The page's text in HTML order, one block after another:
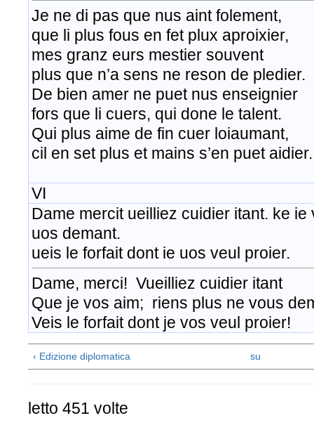
Je ne di pas que nus aint folement,
que li plus fous en fet plux aproixier,
mes granz eurs mestier souvent
plus que n’a sens ne reson de pledier.
De bien amer ne puet nus enseignier
fors que li cuers, qui done le talent.
Qui plus aime de fin cuer loiaumant,
cil en set plus et mains s’en puet aidier.
VI
Dame mercit ueilliez cuidier itant. ke
uos demant.
ueis le forfait dont ie uos veul proier.
Dame, merci! Vueilliez cuidier itant
Que je vos aim; riens plus ne vous
Veis le forfait dont je vos veul proier!
‹ Edizione diplomatica su
letto 451 volte